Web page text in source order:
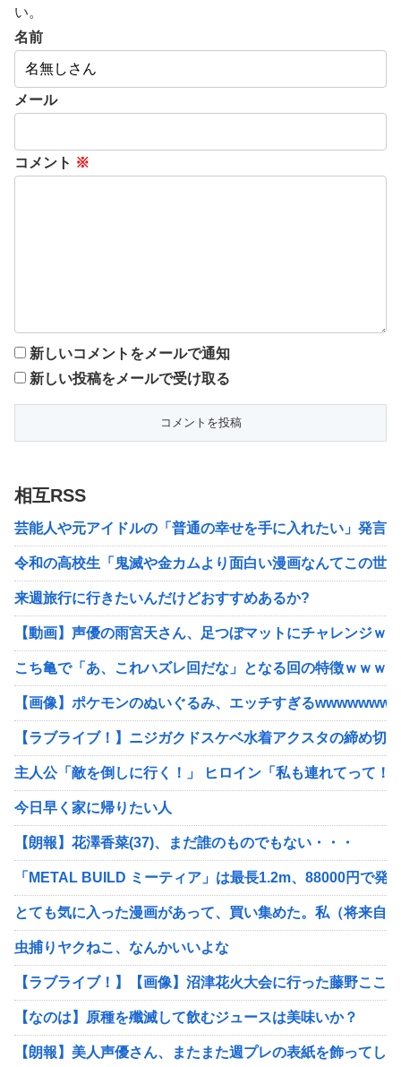
い。
名前
メール
コメント ※
新しいコメントをメールで通知
新しい投稿をメールで受け取る
相互RSS
芸能人や元アイドルの「普通の幸せを手に入れたい」発言
令和の高校生「鬼滅や金カムより面白い漫画なんてこの世
来週旅行に行きたいんだけどおすすめあるか?
【動画】声優の雨宮天さん、足つぼマットにチャレンジｗ
こち亀で「あ、これハズレ回だな」となる回の特徴ｗｗｗ
【画像】ポケモンのぬいぐるみ、エッチすぎる
【ラブライブ！】ニジガクドスケベ水着アクスタの締め切
主人公「敵を倒しに行く！」 ヒロイン「私も連れてって
今日早く家に帰りたい人
【朗報】花澤香菜(37)、まだ誰のものでもない・・・
「METAL BUILD ミーティア」は最長1.2m、88000円で発
とても気に入った漫画があって、買い集めた。私（将来
虫捕りヤクねこ、なんかいいよな
【ラブライブ！】【画像】沼津花火大会に行った藤野ここ
【なのは】原種を殲滅して飲むジュースは美味いか？
【朗報】美人声優さん、またまた週プレの表紙を飾ってし